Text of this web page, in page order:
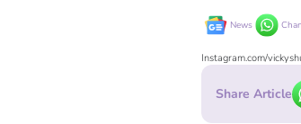
News
Instagram.com/
Share Article